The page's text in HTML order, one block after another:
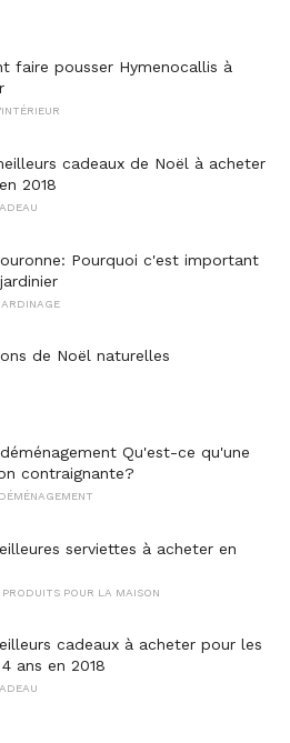
faire pousser Hymenocallis à
cadeaux de Noël à acheter
2018
Pourquoi c'est important
de Noël naturelles
Qu'est-ce qu'une
contraignante?
serviettes à acheter en
PRODUITS POUR LA MAISON
cadeaux à acheter pour les
ans en 2018